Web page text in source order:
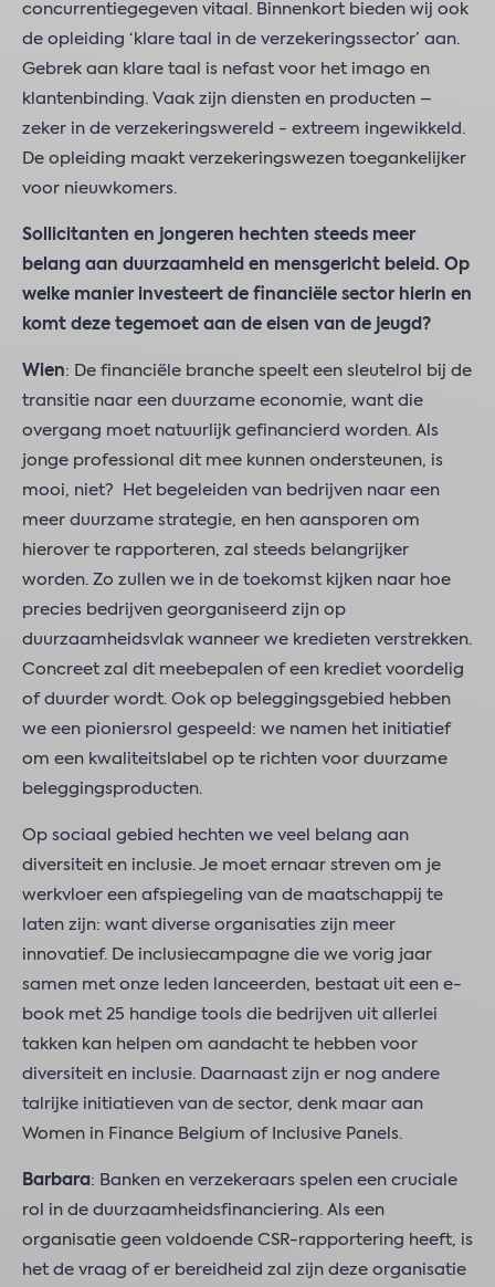
concurrentiegegeven vitaal. Binnenkort bieden wij ook
de opleiding ‘klare taal in de verzekeringssector’ aan.
Gebrek aan klare taal is nefast voor het imago en
klantenbinding. Vaak zijn diensten en producten –
zeker in de verzekeringswereld - extreem ingewikkeld.
De opleiding maakt verzekeringswezen toegankelijker
voor nieuwkomers.
Sollicitanten en jongeren hechten steeds meer
belang aan duurzaamheid en mensgericht beleid. Op
welke manier investeert de financiële sector hierin en
komt deze tegemoet aan de eisen van de jeugd?
Wien: De financiële branche speelt een sleutelrol bij de
transitie naar een duurzame economie, want die
overgang moet natuurlijk gefinancierd worden. Als
jonge professional dit mee kunnen ondersteunen, is
mooi, niet? Het begeleiden van bedrijven naar een
meer duurzame strategie, en hen aansporen om
hierover te rapporteren, zal steeds belangrijker
worden. Zo zullen we in de toekomst kijken naar hoe
precies bedrijven georganiseerd zijn op
duurzaamheidsvlak wanneer we kredieten verstrekken.
Concreet zal dit meebepalen of een krediet voordelig
of duurder wordt. Ook op beleggingsgebied hebben
we een pioniersrol gespeeld: we namen het initiatief
om een kwaliteitslabel op te richten voor duurzame
beleggingsproducten.
Op sociaal gebied hechten we veel belang aan
diversiteit en inclusie. Je moet ernaar streven om je
werkvloer een afspiegeling van de maatschappij te
laten zijn: want diverse organisaties zijn meer
innovatief. De inclusiecampagne die we vorig jaar
samen met onze leden lanceerden, bestaat uit een e-
book met 25 handige tools die bedrijven uit allerlei
takken kan helpen om aandacht te hebben voor
diversiteit en inclusie. Daarnaast zijn er nog andere
talrijke initiatieven van de sector, denk maar aan
Women in Finance Belgium of Inclusive Panels.
Barbara: Banken en verzekeraars spelen een cruciale
rol in de duurzaamheidsfinanciering. Als een
organisatie geen voldoende CSR-rapportering heeft, is
het de vraag of er bereidheid zal zijn deze organisatie